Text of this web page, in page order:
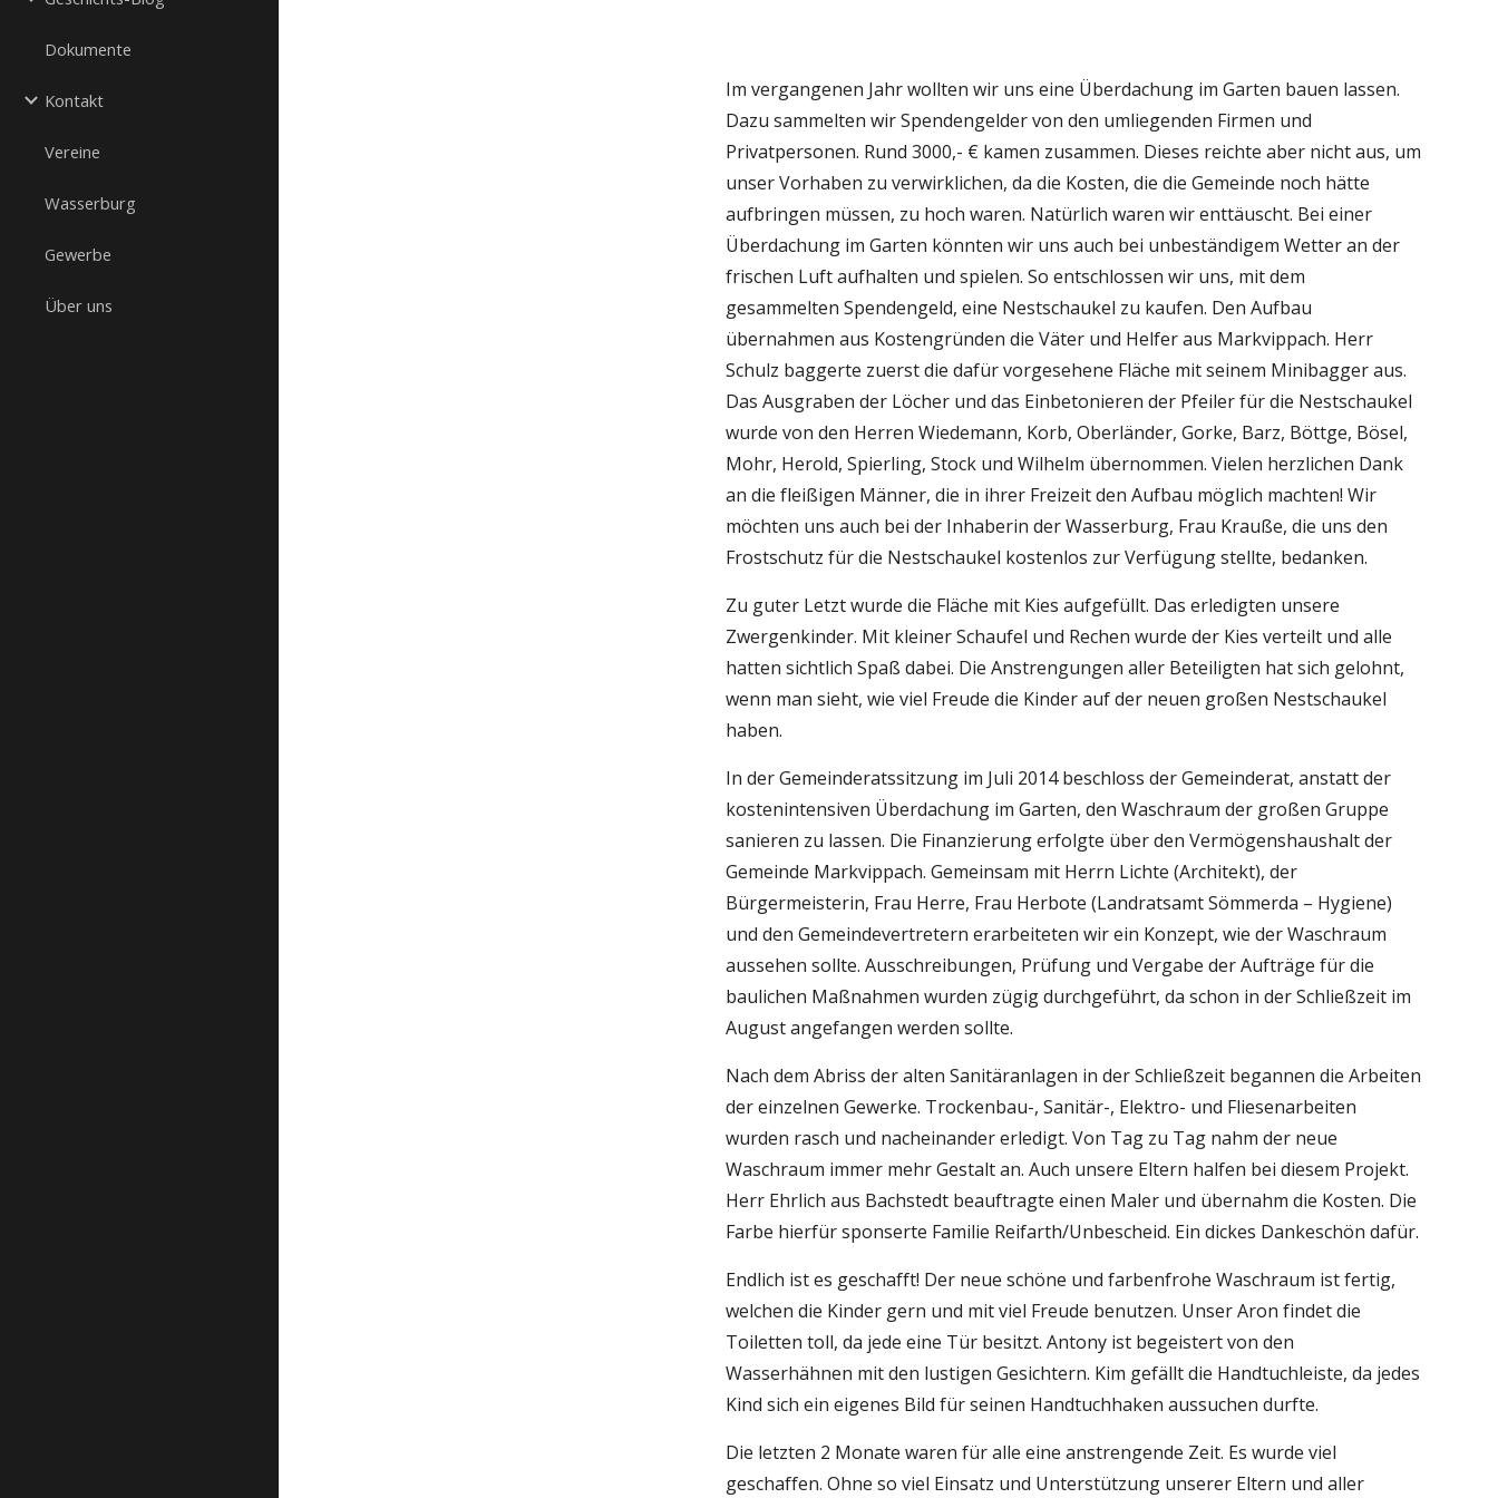
Dokumente
Kontakt
Vereine
Wasserburg
Gewerbe
Über uns
Im vergangenen Jahr wollten wir uns eine Überdachung im Garten bauen lassen.
Dazu sammelten wir Spendengelder von den umliegenden Firmen und
Privatpersonen. Rund 3000,- € kamen zusammen. Dieses reichte aber nicht aus, um
unser Vorhaben zu verwirklichen, da die Kosten, die die Gemeinde noch hätte
aufbringen müssen, zu hoch waren. Natürlich waren wir enttäuscht. Bei einer
Überdachung im Garten könnten wir uns auch bei unbeständigem Wetter an der
frischen Luft aufhalten und spielen. So entschlossen wir uns, mit dem
gesammelten Spendengeld, eine Nestschaukel zu kaufen. Den Aufbau
übernahmen aus Kostengründen die Väter und Helfer aus Markvippach. Herr
Schulz baggerte zuerst die dafür vorgesehene Fläche mit seinem Minibagger aus.
Das Ausgraben der Löcher und das Einbetonieren der Pfeiler für die Nestschaukel
wurde von den Herren Wiedemann, Korb, Oberländer, Gorke, Barz, Böttge, Bösel,
Mohr, Herold, Spierling, Stock und Wilhelm übernommen. Vielen herzlichen Dank
an die fleißigen Männer, die in ihrer Freizeit den Aufbau möglich machten! Wir
möchten uns auch bei der Inhaberin der Wasserburg, Frau Krauße, die uns den
Frostschutz für die Nestschaukel kostenlos zur Verfügung stellte, bedanken.
Zu guter Letzt wurde die Fläche mit Kies aufgefüllt. Das erledigten unsere
Zwergenkinder. Mit kleiner Schaufel und Rechen wurde der Kies verteilt und alle
hatten sichtlich Spaß dabei. Die Anstrengungen aller Beteiligten hat sich gelohnt,
wenn man sieht, wie viel Freude die Kinder auf der neuen großen Nestschaukel
haben.
In der Gemeinderatssitzung im Juli 2014 beschloss der Gemeinderat, anstatt der
kostenintensiven Überdachung im Garten, den Waschraum der großen Gruppe
sanieren zu lassen. Die Finanzierung erfolgte über den Vermögenshaushalt der
Gemeinde Markvippach. Gemeinsam mit Herrn Lichte (Architekt), der
Bürgermeisterin, Frau Herre, Frau Herbote (Landratsamt Sömmerda – Hygiene)
und den Gemeindevertretern erarbeiteten wir ein Konzept, wie der Waschraum
aussehen sollte. Ausschreibungen, Prüfung und Vergabe der Aufträge für die
baulichen Maßnahmen wurden zügig durchgeführt, da schon in der Schließzeit im
August angefangen werden sollte.
Nach dem Abriss der alten Sanitäranlagen in der Schließzeit begannen die Arbeiten
der einzelnen Gewerke. Trockenbau-, Sanitär-, Elektro- und Fliesenarbeiten
wurden rasch und nacheinander erledigt. Von Tag zu Tag nahm der neue
Waschraum immer mehr Gestalt an. Auch unsere Eltern halfen bei diesem Projekt.
Herr Ehrlich aus Bachstedt beauftragte einen Maler und übernahm die Kosten. Die
Farbe hierfür sponserte Familie Reifarth/Unbescheid. Ein dickes Dankeschön dafür.
Endlich ist es geschafft! Der neue schöne und farbenfrohe Waschraum ist fertig,
welchen die Kinder gern und mit viel Freude benutzen. Unser Aron findet die
Toiletten toll, da jede eine Tür besitzt. Antony ist begeistert von den
Wasserhähnen mit den lustigen Gesichtern. Kim gefällt die Handtuchleiste, da jedes
Kind sich ein eigenes Bild für seinen Handtuchhaken aussuchen durfte.
Die letzten 2 Monate waren für alle eine anstrengende Zeit. Es wurde viel
geschaffen. Ohne so viel Einsatz und Unterstützung unserer Eltern und aller